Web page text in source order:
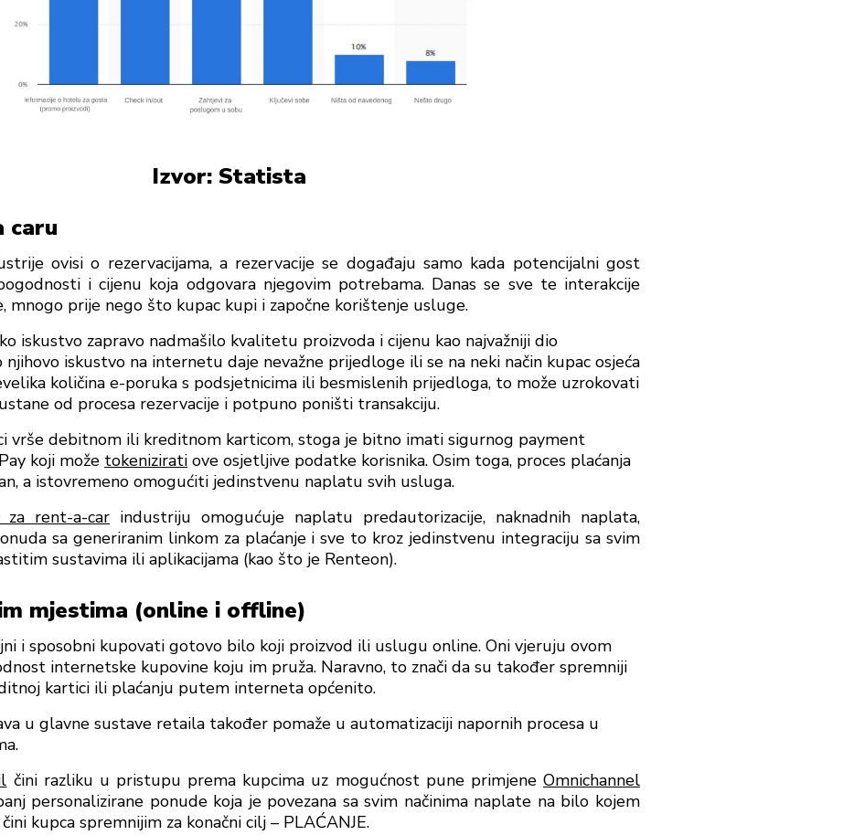
Izvor: Statista
caru
ovisi o rezervacijama, a rezervacije se događaju samo kada potencijalni gost
i cijenu koja odgovara njegovim potrebama. Danas se sve te interakcije
mnogo prije nego što kupac kupi i započne korištenje usluge.
iskustvo zapravo nadmašilo kvalitetu proizvoda i cijenu kao najvažniji dio
njihovo iskustvo na internetu daje nevažne prijedloge ili se na neki način kupac osjeća
količina e-poruka s podsjetnicima ili besmislenih prijedloga, to može uzrokovati
od procesa rezervacije i potpuno poništi transakciju.
vrše debitnom ili kreditnom karticom, stoga je bitno imati sigurnog payment
koji može tokenizirati ove osjetljive podatke korisnika. Osim toga, proces plaćanja
a istovremeno omogućiti jedinstvenu naplatu svih usluga.
rent-a-car industriju omogućuje naplatu predautorizacije, naknadnih naplata,
sa generiranim linkom za plaćanje i sve to kroz jedinstvenu integraciju sa svim
sustavima ili aplikacijama (kao što je Renteon).
mjestima (online i offline)
i sposobni kupovati gotovo bilo koji proizvod ili uslugu online. Oni vjeruju ovom
internetske kupovine koju im pruža. Naravno, to znači da su također spremniji
kartici ili plaćanju putem interneta općenito.
u glavne sustave retaila također pomaže u automatizaciji napornih procesa u
čini razliku u pristupu prema kupcima uz mogućnost pune primjeneOmnichannel
personalizirane ponude koja je povezana sa svim načinima naplate na bilo kojem
kupca spremnijim za konačni cilj – PLAĆANJE.